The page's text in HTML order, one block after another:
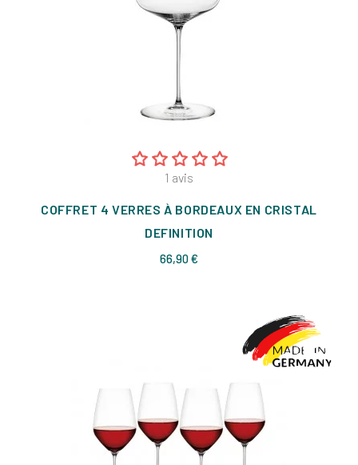
1 avis
COFFRET 4 VERRES À BORDEAUX EN CRISTAL
DEFINITION
66,90 €